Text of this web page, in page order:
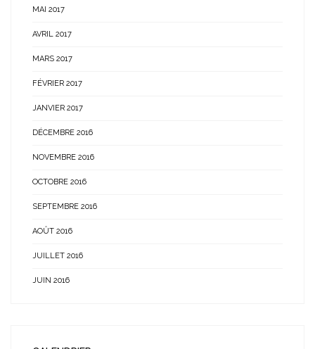
MAI 2017
AVRIL 2017
MARS 2017
FÉVRIER 2017
JANVIER 2017
DÉCEMBRE 2016
NOVEMBRE 2016
OCTOBRE 2016
SEPTEMBRE 2016
AOÛT 2016
JUILLET 2016
JUIN 2016